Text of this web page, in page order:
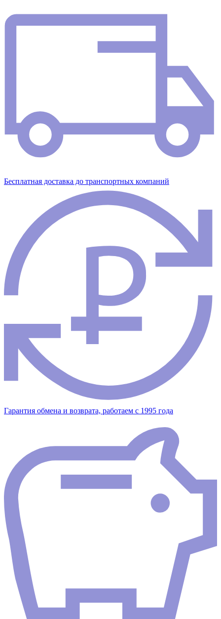
Бесплатная доставка до транспортных компаний
Гарантия обмена и возврата, работаем с 1995 года